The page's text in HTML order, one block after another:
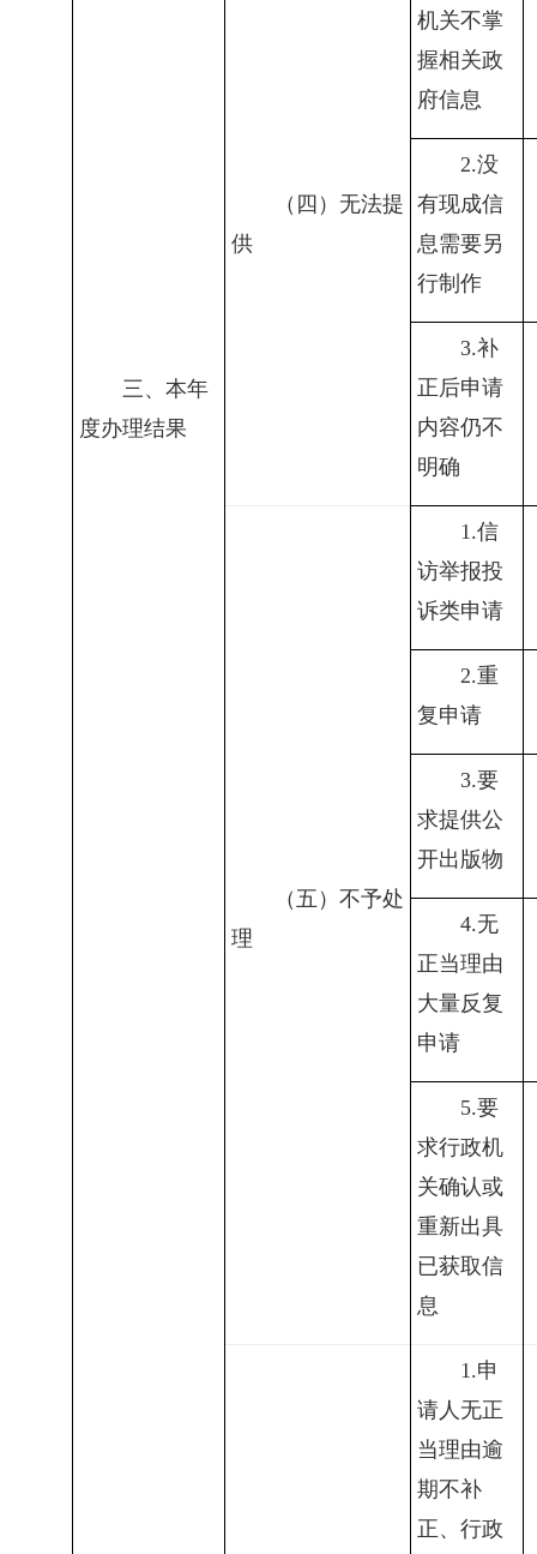
三、本年
度办理结果
（四）无法提
供
机关不掌
握相关政
府信息
2.没
有现成信
息需要另
行制作
3.补
正后申请
内容仍不
明确
（五）不予处
理
1.信
访举报投
诉类申请
2.重
复申请
3.要
求提供公
开出版物
4.无
正当理由
大量反复
申请
5.要
求行政机
关确认或
重新出具
已获取信
息
1.申
请人无正
当理由逾
期不补
正、行政